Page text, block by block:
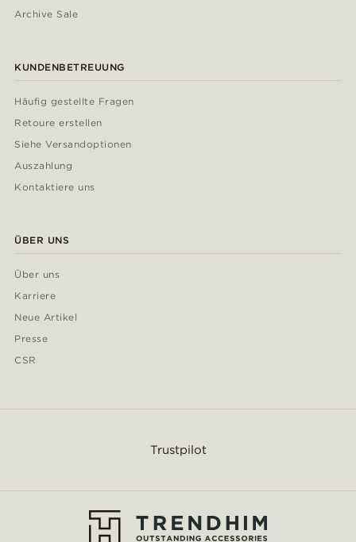
Archive Sale
KUNDENBETREUUNG
Häufig gestellte Fragen
Retoure erstellen
Siehe Versandoptionen
Auszahlung
Kontaktiere uns
ÜBER UNS
Über uns
Karriere
Neue Artikel
Presse
CSR
Trustpilot